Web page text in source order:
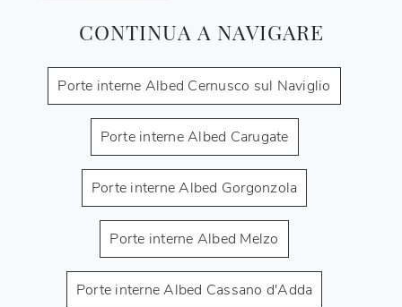
CONTINUA A NAVIGARE
Porte interne Albed Cernusco sul Naviglio
Porte interne Albed Carugate
Porte interne Albed Gorgonzola
Porte interne Albed Melzo
Porte interne Albed Cassano d'Adda